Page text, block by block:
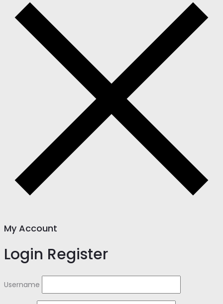
My Account
Login Register
Username